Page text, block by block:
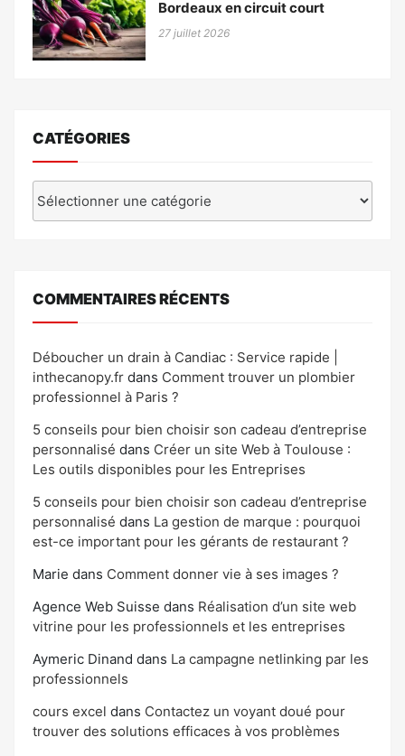
Bordeaux en circuit court
27 juillet 2026
CATÉGORIES
COMMENTAIRES RÉCENTS
Déboucher un drain à Candiac : Service rapide |
inthecanopy.fr dans Comment trouver un plombier
professionnel à Paris ?
5 conseils pour bien choisir son cadeau d’entreprise
personnalisé dans Créer un site Web à Toulouse :
Les outils disponibles pour les Entreprises
5 conseils pour bien choisir son cadeau d’entreprise
personnalisé dans La gestion de marque : pourquoi
est-ce important pour les gérants de restaurant ?
Marie dans Comment donner vie à ses images ?
Agence Web Suisse dans Réalisation d’un site web
vitrine pour les professionnels et les entreprises
Aymeric Dinand dans La campagne netlinking par les
professionnels
cours excel dans Contactez un voyant doué pour
trouver des solutions efficaces à vos problèmes